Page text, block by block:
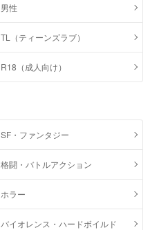
男性
TL（ティーンズラブ）
R18（成人向け）
SF・ファンタジー
格闘・バトルアクション
ホラー
バイオレンス・ハードボイルド